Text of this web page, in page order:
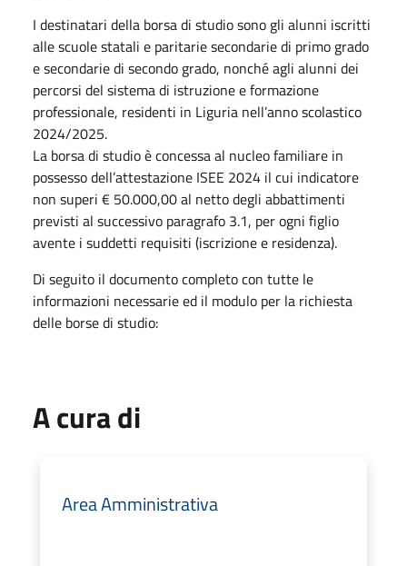
I destinatari della borsa di studio sono gli alunni iscritti
alle scuole statali e paritarie secondarie di primo grado
e secondarie di secondo grado, nonché agli alunni dei
percorsi del sistema di istruzione e formazione
professionale, residenti in Liguria nell’anno scolastico
2024/2025.
La borsa di studio è concessa al nucleo familiare in
possesso dell’attestazione ISEE 2024 il cui indicatore
non superi € 50.000,00 al netto degli abbattimenti
previsti al successivo paragrafo 3.1, per ogni figlio
avente i suddetti requisiti (iscrizione e residenza).
Di seguito il documento completo con tutte le
informazioni necessarie ed il modulo per la richiesta
delle borse di studio:
A cura di
Area Amministrativa